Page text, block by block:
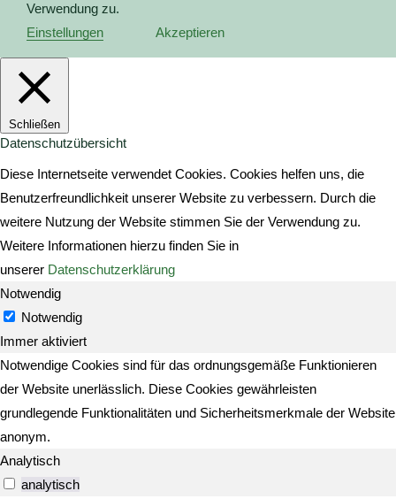
Verwendung zu.
Einstellungen
Akzeptieren
Schließen
Datenschutzübersicht
Diese Internetseite verwendet Cookies. Cookies helfen uns, die
Benutzerfreundlichkeit unserer Website zu verbessern. Durch die
weitere Nutzung der Website stimmen Sie der Verwendung zu.
Weitere Informationen hierzu finden Sie in
unserer Datenschutzerklärung
Notwendig
Notwendig
Immer aktiviert
Notwendige Cookies sind für das ordnungsgemäße Funktionieren
der Website unerlässlich. Diese Cookies gewährleisten
grundlegende Funktionalitäten und Sicherheitsmerkmale der Website
anonym.
Analytisch
analytisch